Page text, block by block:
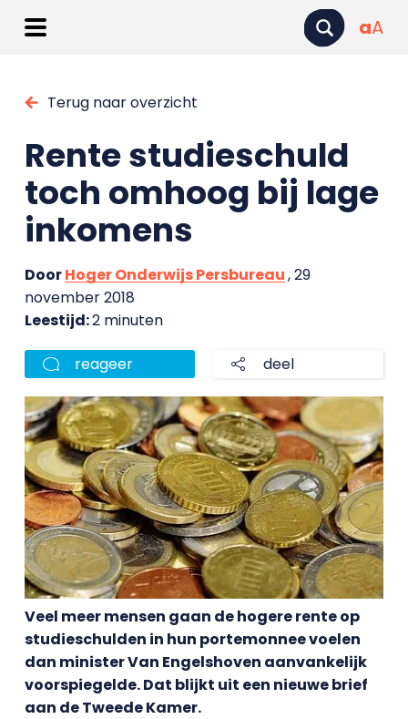
aA
Terug naar overzicht
Rente studieschuld
toch omhoog bij lage
inkomens
DoorHoger Onderwijs Persbureau, 29
november 2018
Leestijd:2 minuten
reageer deel
Veel meer mensen gaan de hogere rente op
studieschulden in hun portemonnee voelen
dan minister Van Engelshoven aanvankelijk
voorspiegelde. Dat blijkt uit een nieuwe brief
aan de Tweede Kamer.